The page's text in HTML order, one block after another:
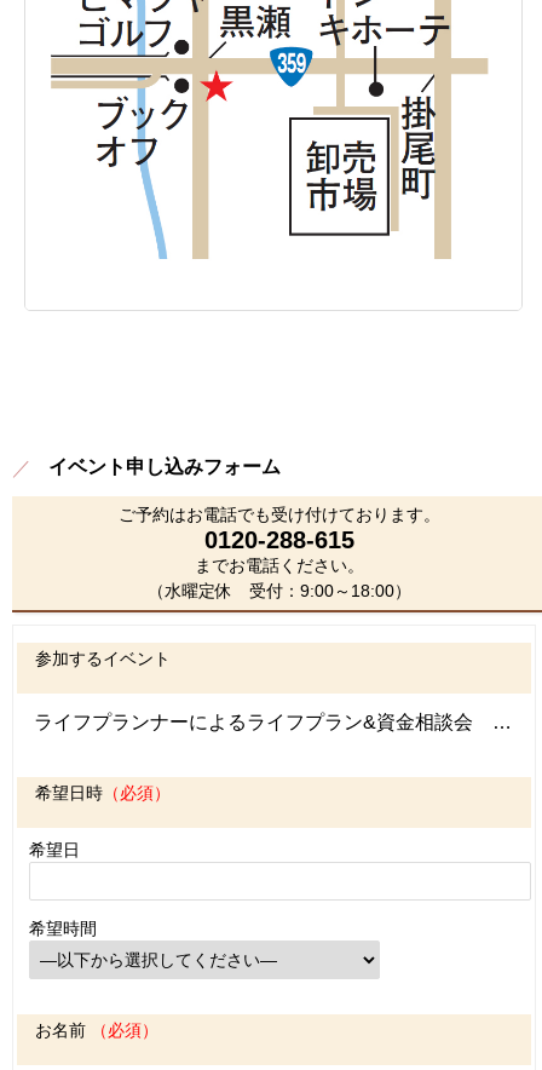
イベント申し込みフォーム
ご予約はお電話でも受け付けております。
0120-288-615
までお電話ください。
（水曜定休 受付：9:00～18:00）
参加するイベント
希望日時 （必須）
希望日
希望時間
お名前 （必須）